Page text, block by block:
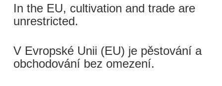
In the EU, cultivation and trade are
unrestricted.
V Evropské Unii (EU) je pěstování a
obchodování bez omezení.